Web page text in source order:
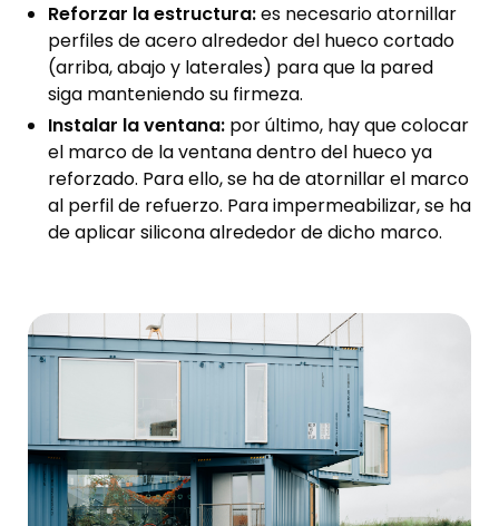
Reforzar la estructura:es necesario atornillar
perfiles de acero alrededor del hueco cortado
(arriba, abajo y laterales) para que la pared
siga manteniendo su firmeza.
Instalar la ventana: por último, hay que colocar
el marco de la ventana dentro del hueco ya
reforzado. Para ello, se ha de atornillar el marco
al perfil de refuerzo. Para impermeabilizar, se ha
de aplicar silicona alrededor de dicho marco.